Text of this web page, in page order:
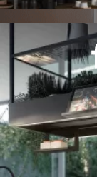
Elettromec Invita